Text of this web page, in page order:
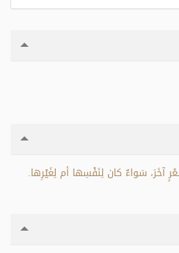
آخَرَ، سَواءٌ كان لِنَفْسِها أم لِغَيْرِها.